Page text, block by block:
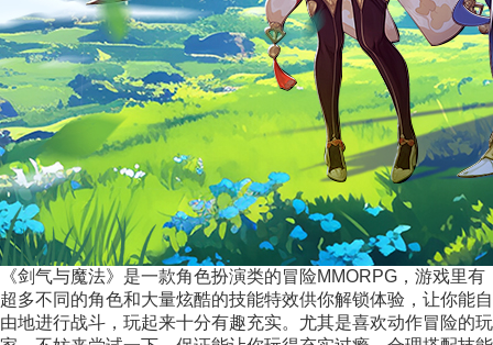
《剑气与魔法》是一款角色扮演类的冒险MMORPG，游戏里有
超多不同的角色和大量炫酷的技能特效供你解锁体验，让你能自
由地进行战斗，玩起来十分有趣充实。尤其是喜欢动作冒险的玩